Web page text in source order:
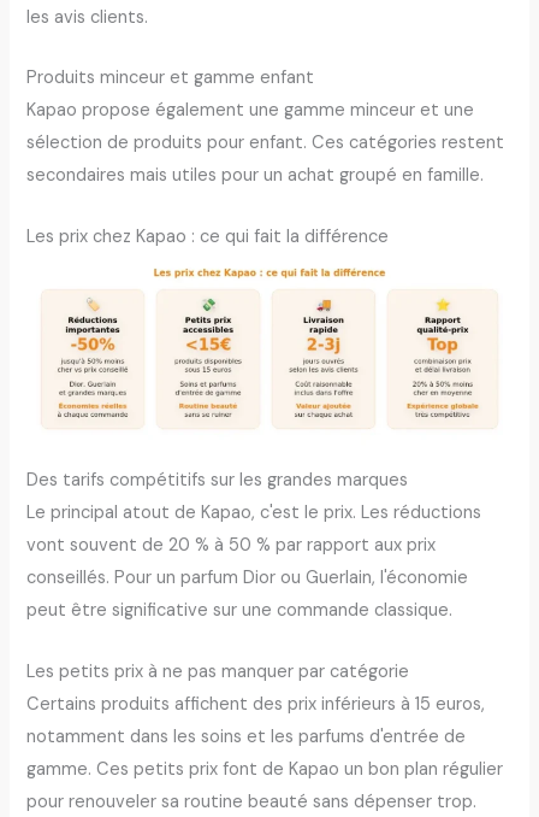
les avis clients.
Produits minceur et gamme enfant
Kapao propose également une gamme minceur et une
sélection de produits pour enfant. Ces catégories restent
secondaires mais utiles pour un achat groupé en famille.
Les prix chez Kapao : ce qui fait la différence
Des tarifs compétitifs sur les grandes marques
Le principal atout de Kapao, c'est le prix. Les réductions
vont souvent de 20 % à 50 % par rapport aux prix
conseillés. Pour un parfum Dior ou Guerlain, l'économie
peut être significative sur une commande classique.
Les petits prix à ne pas manquer par catégorie
Certains produits affichent des prix inférieurs à 15 euros,
notamment dans les soins et les parfums d'entrée de
gamme. Ces petits prix font de Kapao un bon plan régulier
pour renouveler sa routine beauté sans dépenser trop.